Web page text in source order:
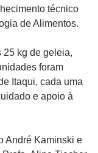
técnico
de Alimentos.
25 kg de geleia,
foram
Itaqui, cada uma
e apoio à
André Kaminski e